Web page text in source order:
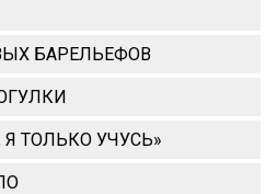
БАРЕЛЬЕФОВ
ТОЛЬКО УЧУСЬ»